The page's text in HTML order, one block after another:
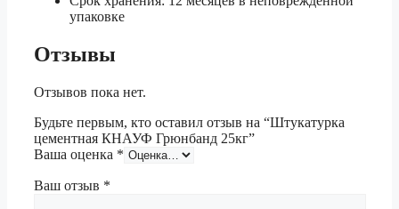
упаковке
Отзывы
Отзывов пока нет.
Будьте первым, кто оставил отзыв на “Штукатурка
цементная КНАУФ Грюнбанд 25кг”
Ваша оценка *
Ваш отзыв *